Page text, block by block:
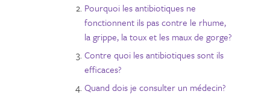
Pourquoi les antibiotiques ne
fonctionnent ils pas contre le rhume,
la grippe, la toux et les maux de gorge?
Contre quoi les antibiotiques sont ils
efficaces?
Quand dois je consulter un médecin?